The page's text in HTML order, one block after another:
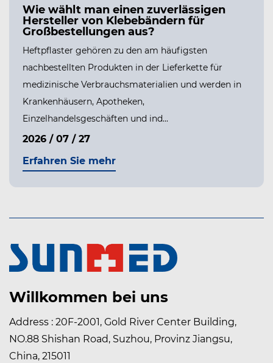
Wie wählt man einen zuverlässigen
Hersteller von Klebebändern für
Großbestellungen aus?
Heftpflaster gehören zu den am häufigsten
nachbestellten Produkten in der Lieferkette für
medizinische Verbrauchsmaterialien und werden in
Krankenhäusern, Apotheken,
Einzelhandelsgeschäften und ind...
2026 / 07 / 27
Erfahren Sie mehr
Willkommen bei uns
Address : 20F-2001, Gold River Center Building,
NO.88 Shishan Road, Suzhou, Provinz Jiangsu,
China, 215011